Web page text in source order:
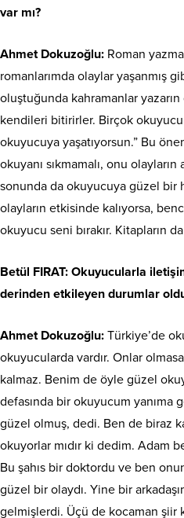
var mı?
Ahmet Dokuzoğlu: Roman
romanlarımda olaylar yaşanmış
oluştuğunda kahramanlar
kendileri bitirirler. Birçok
okuyucuya yaşatıyorsun.” Bu
okuyanı sıkmamalı, onu
sonunda da okuyucuya güzel bir
olayların etkisinde kalıyorsa,
okuyucu seni bırakır. Kitapların
Betül FIRAT: Okuyucularla
derinden etkileyen durumlar
Ahmet Dokuzoğlu: Türkiye’de
okuyucularda vardır. Onlar
kalmaz. Benim de öyle güzel
defasında bir okuyucum yanıma
güzel olmuş, dedi. Ben de biraz
okuyorlar mıdır ki dedim. Adam
Bu şahıs bir doktordu ve ben
güzel bir olaydı. Yine bir
gelmişlerdi. Üçü de kocaman şiir